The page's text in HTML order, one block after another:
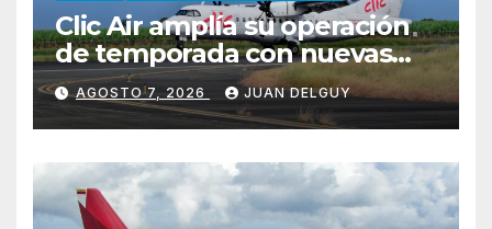
Clic Air amplía su operación
de temporada con nuevas
rutas hacia Cartagena y Tolú
AGOSTO 7, 2026 JUAN DELGUY